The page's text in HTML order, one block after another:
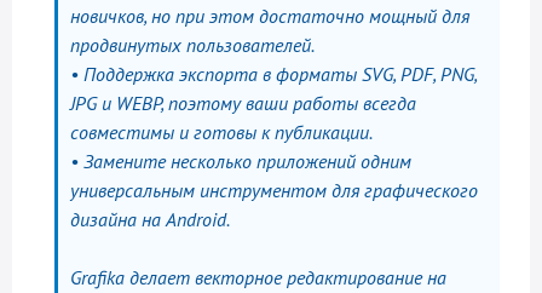
новичков, но при этом достаточно мощный для
продвинутых пользователей.
• Поддержка экспорта в форматы SVG, PDF, PNG,
JPG и WEBP, поэтому ваши работы всегда
совместимы и готовы к публикации.
• Замените несколько приложений одним
универсальным инструментом для графического
дизайна на Android.
Grafika делает векторное редактирование на